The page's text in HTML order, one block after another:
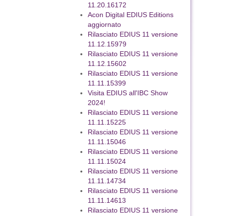
11.20.16172
Acon Digital EDIUS Editions
aggiornato
Rilasciato EDIUS 11 versione
11.12.15979
Rilasciato EDIUS 11 versione
11.12.15602
Rilasciato EDIUS 11 versione
11.11.15399
Visita EDIUS all'IBC Show
2024!
Rilasciato EDIUS 11 versione
11.11.15225
Rilasciato EDIUS 11 versione
11.11.15046
Rilasciato EDIUS 11 versione
11.11.15024
Rilasciato EDIUS 11 versione
11.11.14734
Rilasciato EDIUS 11 versione
11.11.14613
Rilasciato EDIUS 11 versione